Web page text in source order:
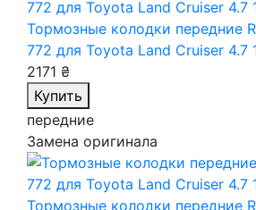
Тормозные колодки передние
772 для Toyota Land Cruiser 4.7
2171 ₴
Купить
передние
Замена оригинала
Тормозные колодки передние